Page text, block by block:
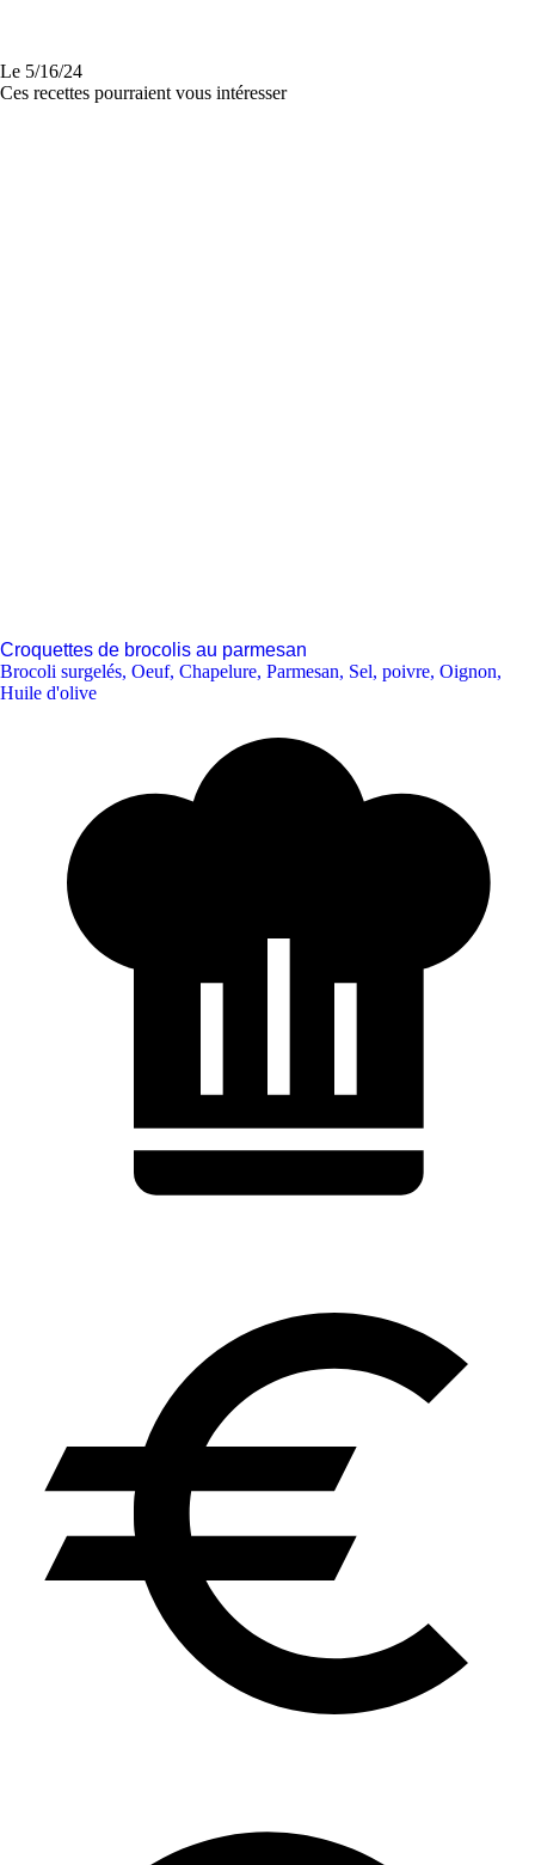
Le 5/16/24
Ces recettes pourraient vous intéresser
Croquettes de brocolis au parmesan
Brocoli surgelés, Oeuf, Chapelure, Parmesan, Sel, poivre, Oignon,
Huile d'olive